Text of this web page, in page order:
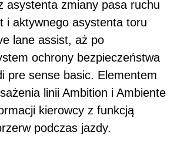
asystenta zmiany pasa ruchu
i aktywnego asystenta toru
lane assist, aż po
ochrony bezpieczeństwa
pre sense basic. Elementem
linii Ambition i Ambiente
kierowcy z funkcją
podczas jazdy.